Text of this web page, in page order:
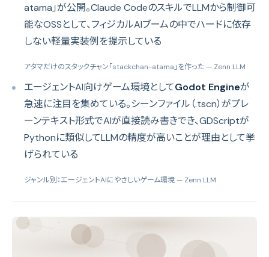
atama」が公開。Claude CodeのスキルでLLMから制御可
能なOSSとして、フィジカルAIブームの中でハードに依存
しない軽量実装例を提示している
アタマだけのスタックチャン「stackchan-atama」を作った — Zenn LLM
エージェントAI向けゲーム環境としてGodot Engineが
急速に注目を集めている。シーンファイル（.tscn）がプレ
ーンテキスト形式でAIが直接読み書きでき、GDScriptが
Pythonに類似してLLMの精度が高いことが理由として挙
げられている
ジャンル別：エージェントAIにやさしいゲーム環境 — Zenn LLM